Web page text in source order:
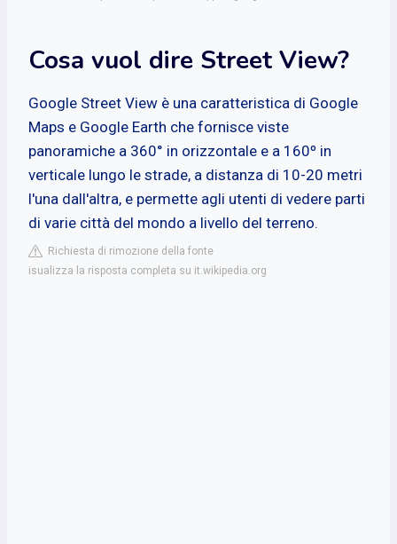
Cosa vuol dire Street View?
Google Street View è una caratteristica di Google
Maps e Google Earth che fornisce viste
panoramiche a 360° in orizzontale e a 160º in
verticale lungo le strade, a distanza di 10-20 metri
l'una dall'altra, e permette agli utenti di vedere parti
di varie città del mondo a livello del terreno.
Richiesta di rimozione della fonte
isualizza la risposta completa su it.wikipedia.org